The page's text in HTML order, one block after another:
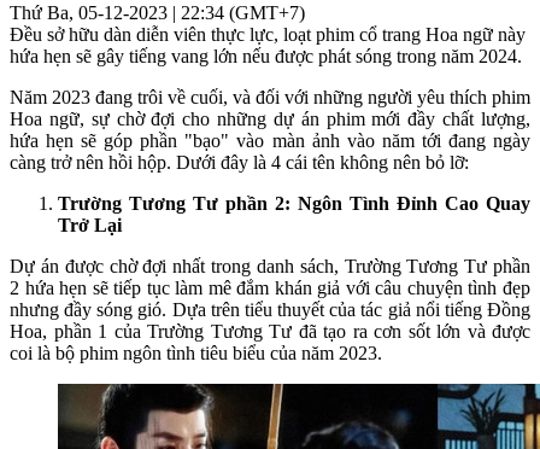
Thứ Ba, 05-12-2023 | 22:34 (GMT+7)
Đều sở hữu dàn diễn viên thực lực, loạt phim cổ trang Hoa ngữ này
hứa hẹn sẽ gây tiếng vang lớn nếu được phát sóng trong năm 2024.
Năm 2023 đang trôi về cuối, và đối với những người yêu thích phim
Hoa ngữ, sự chờ đợi cho những dự án phim mới đầy chất lượng,
hứa hẹn sẽ góp phần "bạo" vào màn ảnh vào năm tới đang ngày
càng trở nên hồi hộp. Dưới đây là 4 cái tên không nên bỏ lỡ:
Trường Tương Tư phần 2: Ngôn Tình Đỉnh Cao Quay
Trở Lại
Dự án được chờ đợi nhất trong danh sách, Trường Tương Tư phần
2 hứa hẹn sẽ tiếp tục làm mê đắm khán giả với câu chuyện tình đẹp
nhưng đầy sóng gió. Dựa trên tiểu thuyết của tác giả nổi tiếng Đồng
Hoa, phần 1 của Trường Tương Tư đã tạo ra cơn sốt lớn và được
coi là bộ phim ngôn tình tiêu biểu của năm 2023.